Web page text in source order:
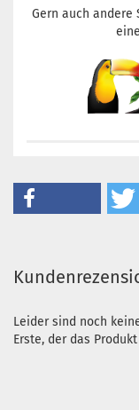
Gern auch andere
Leider sind noch
Erste, der das